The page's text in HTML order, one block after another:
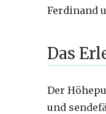
Ferdinand
Das
Der
und